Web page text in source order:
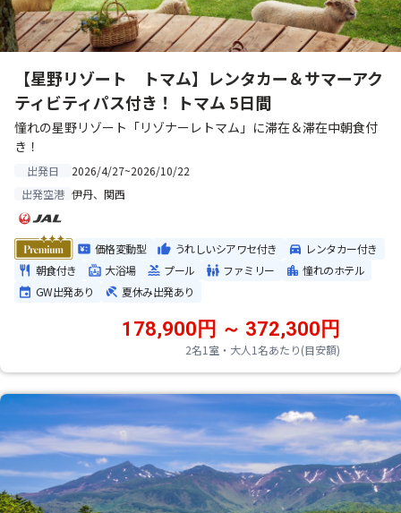
【星野リゾート トマム】レンタカー＆サマーアク
ティビティパス付き！ トマム 5日間
憧れの星野リゾート「リゾナーレトマム」に滞在＆滞在中朝食付
き！
出発日
2026/4/27~2026/10/22
出発空港 伊丹、関西
価格変動型 うれしいシアワセ付き
レンタカー付き
朝食付き
大浴場 プール ファミリー
憧れのホテル
GW出発あり
夏休み出発あり
2名1室・大人1名あたり(目安額)
178,900円 ～ 372,300円